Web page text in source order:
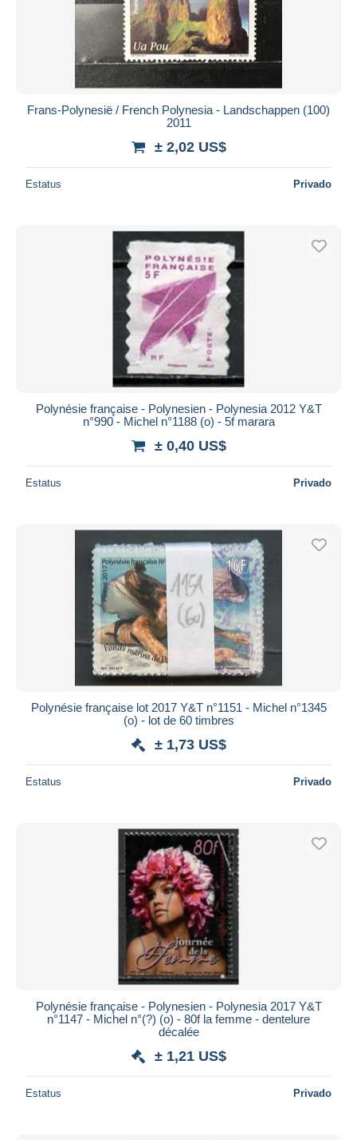
Frans-Polynesië / French Polynesia - Landschappen (100)
2011
± 2,02 US$
Estatus Privado
Polynésie française - Polynesien - Polynesia 2012 Y&T
n°990 - Michel n°1188 (o) - 5f marara
± 0,40 US$
Estatus Privado
Polynésie française lot 2017 Y&T n°1151 - Michel n°1345
(o) - lot de 60 timbres
± 1,73 US$
Estatus Privado
Polynésie française - Polynesien - Polynesia 2017 Y&T
n°1147 - Michel n°(?) (o) - 80f la femme - dentelure
décalée
± 1,21 US$
Estatus Privado